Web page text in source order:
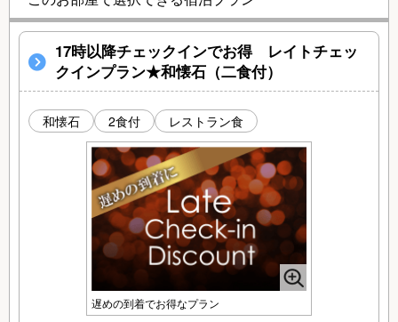
17時以降チェックインでお得 レイトチェッ
クインプラン★和懐石（二食付）
和懐石 2食付 レストラン食
遅めの到着でお得なプラン